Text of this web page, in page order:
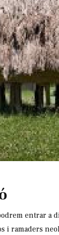
entrar a
i ramaders